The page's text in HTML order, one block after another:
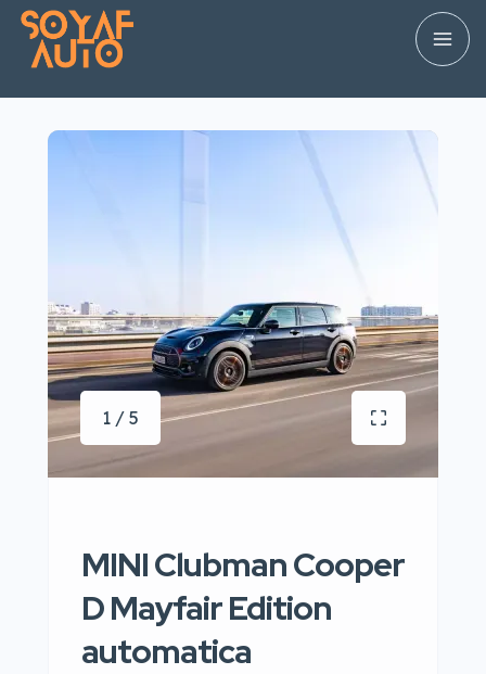
1 / 5
MINI Clubman Cooper
D Mayfair Edition
automatica